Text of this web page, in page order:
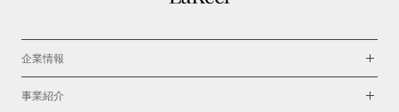
企業情報
事業紹介